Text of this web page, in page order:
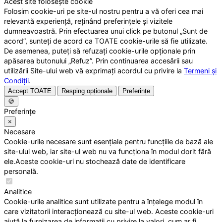
Folosim cookie-uri pe site-ul nostru pentru a vă oferi cea mai
relevantă experiență, reținând preferințele și vizitele
dumneavoastră. Prin efectuarea unui click pe butonul „Sunt de
acord”, sunteți de acord ca TOATE cookie-urile să fie utilizate.
De asemenea, puteți să refuzați cookie-urile opționale prin
apăsarea butonului „Refuz”. Prin continuarea accesării sau
utilizării Site-ului web vă exprimați acordul cu privire la Termeni și
Condiții.
Accept TOATE Resping opționale
Preferințe
🍪
Preferințe
×
Necesare
Cookie-urile necesare sunt esențiale pentru funcțiile de bază ale
site-ului web, iar site-ul web nu va funcționa în modul dorit fără
ele.Aceste cookie-uri nu stochează date de identificare
personală.
Analitice
Cookie-urile analitice sunt utilizate pentru a înțelege modul în
care vizitatorii interacționează cu site-ul web. Aceste cookie-uri